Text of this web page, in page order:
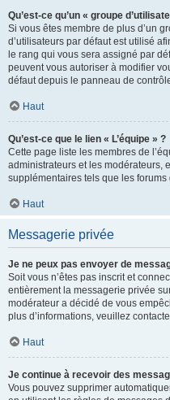
Qu’est-ce qu’un « groupe
Si vous êtes membre de plus d’un
d’utilisateurs par défaut est utilisé
le rang qui vous sera assigné par
peuvent vous autoriser à modifier
défaut depuis le panneau de
Haut
Qu’est-ce que le lien « L’équipe » ?
Cette page liste les membres de
administrateurs et les modérateurs,
supplémentaires tels que les forums
Haut
Messagerie privée
Je ne peux pas envoyer de
Soit vous n’êtes pas inscrit et
entièrement la messagerie privée
modérateur a décidé de vous
plus d’informations, veuillez
Haut
Je continue à recevoir des
Vous pouvez supprimer